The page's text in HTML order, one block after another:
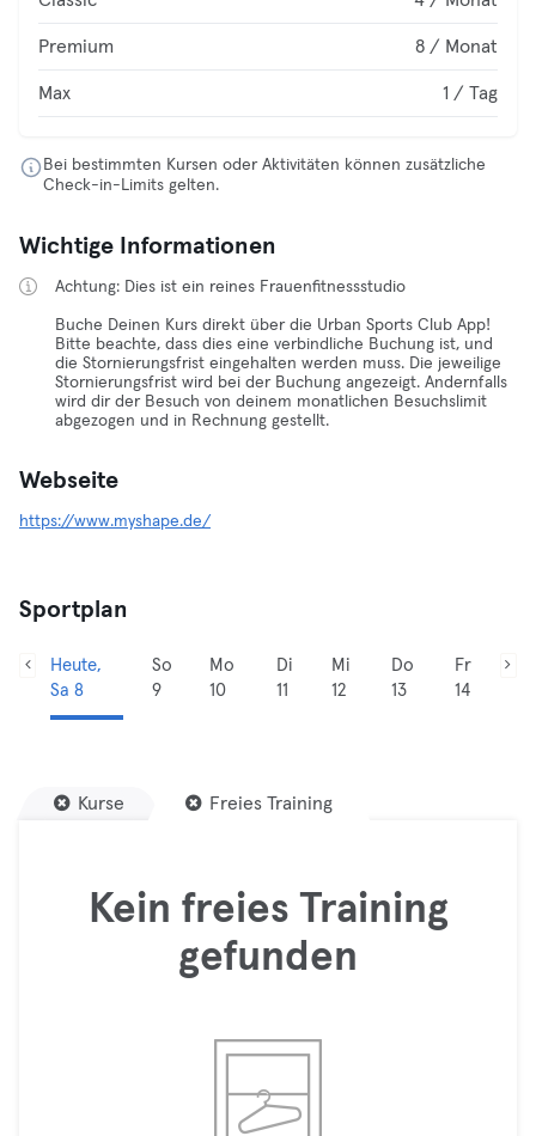
Premium 8 / Monat
Max 1 / Tag
Bei bestimmten Kursen oder Aktivitäten können zusätzliche
Check-in-Limits gelten.
Wichtige Informationen
Achtung: Dies ist ein reines Frauenfitnessstudio
Buche Deinen Kurs direkt über die Urban Sports Club App!
Bitte beachte, dass dies eine verbindliche Buchung ist, und
die Stornierungsfrist eingehalten werden muss. Die jeweilige
Stornierungsfrist wird bei der Buchung angezeigt. Andernfalls
wird dir der Besuch von deinem monatlichen Besuchslimit
abgezogen und in Rechnung gestellt.
Webseite
https://www.myshape.de/
Sportplan
Heute,
Sa 8
So
9
Mo
10
Di
11
Mi
12
Do
13
Fr
14
Kurse Freies Training
Kein freies Training
gefunden